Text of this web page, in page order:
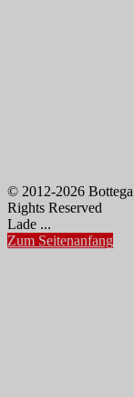
© 2012-2026
Rights Reserved
Lade ...
Zum Seitenanfang